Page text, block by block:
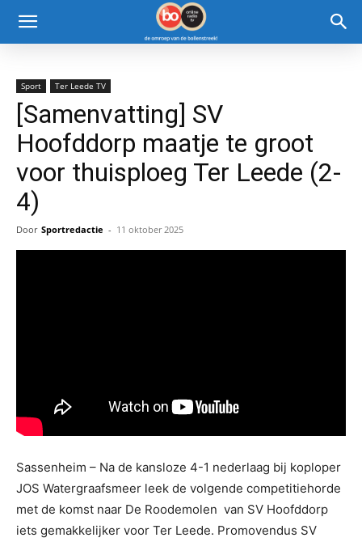
Sport Ter Leede TV
[Samenvatting] SV
Hoofddorp maatje te groot
voor thuisploeg Ter Leede (2-
4)
Door Sportredactie - 11 oktober 2025
Sassenheim – Na de kansloze 4-1 nederlaag bij koploper
JOS Watergraafsmeer leek de volgende competitiehorde
met de komst naar De Roodemolen van SV Hoofddorp
iets gemakkelijker voor Ter Leede. Promovendus SV